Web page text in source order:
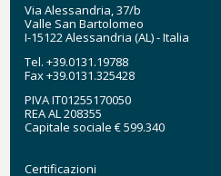
Via Alessandria, 37/b
Valle San Bartolomeo
I-15122 Alessandria (AL) - Italia
Tel. +39.0131.19788
Fax +39.0131.325428
PIVA IT01255170050
REA AL 208355
Capitale sociale € 599.340
Certificazioni
Certificazioni